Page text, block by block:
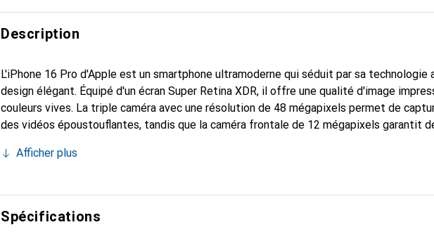
Description
L'iPhone 16 Pro d'Apple est un smartphone ultramoderne qui séduit par sa technologie
design élégant. Équipé d'un écran Super Retina XDR, il offre une qualité d'image
couleurs vives. La triple caméra avec une résolution de 48 mégapixels permet de
des vidéos époustouflantes, tandis que la caméra frontale de 12 mégapixels garantit
d'espace pour les applications, les photos et les vidéos. L'iPhone 16 Pro prend en
garantit que l'appareil est résistant à la poussière et à l'eau, tandis que la technologie
fil Qi2 permet une recharge sans fil. Ce smartphone est idéal pour tous ceux qui
qualité et fonctionnalités innovantes.
Afficher plus
Spécifications